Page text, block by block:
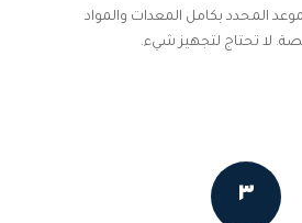
المحدد بكامل المعدات والمواد
لا تحتاج لتجهيز شيء.
٣